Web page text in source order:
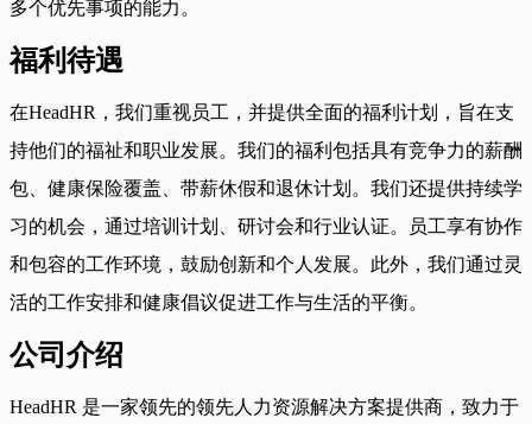
多个优先事项的能力。
福利待遇
在HeadHR，我们重视员工，并提供全面的福利计划，旨在支
持他们的福祉和职业发展。我们的福利包括具有竞争力的薪酬
包、健康保险覆盖、带薪休假和退休计划。我们还提供持续学
习的机会，通过培训计划、研讨会和行业认证。员工享有协作
和包容的工作环境，鼓励创新和个人发展。此外，我们通过灵
活的工作安排和健康倡议促进工作与生活的平衡。
公司介绍
HeadHR 是一家领先的领先人力资源解决方案提供商，致力于